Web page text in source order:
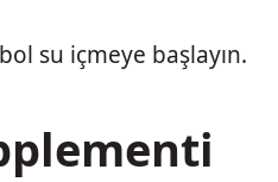
su içmeye başlayın.